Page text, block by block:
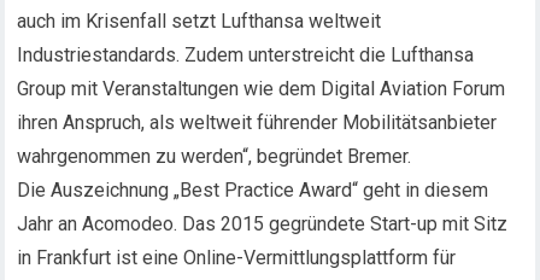
auch im Krisenfall setzt Lufthansa weltweit
Industriestandards. Zudem unterstreicht die Lufthansa
Group mit Veranstaltungen wie dem Digital Aviation Forum
ihren Anspruch, als weltweit führender Mobilitätsanbieter
wahrgenommen zu werden“, begründet Bremer.
Die Auszeichnung „Best Practice Award“ geht in diesem
Jahr an Acomodeo. Das 2015 gegründete Start-up mit Sitz
in Frankfurt ist eine Online-Vermittlungsplattform für